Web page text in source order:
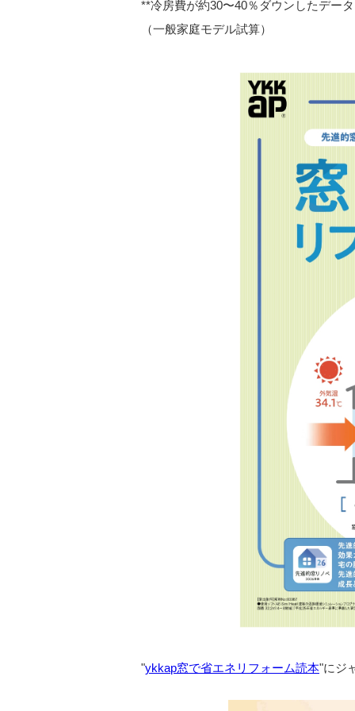
**冷房費が約30〜40％ダウンしたデー
（一般家庭モデル試算）
"ykkap窓で省エネリフォーム読本"にジ